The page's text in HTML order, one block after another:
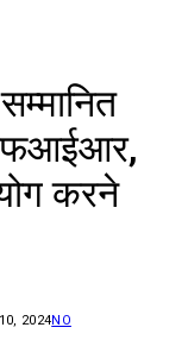
करने
2024NO